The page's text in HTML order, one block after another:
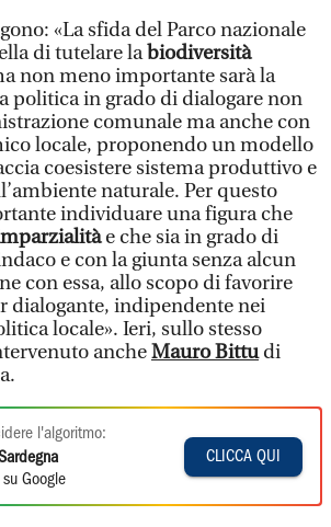
«La sfida del Parco nazionale
di tutelare la biodiversità
non meno importante sarà la
politica in grado di dialogare non
comunale ma anche con
locale, proponendo un modello
coesistere sistema produttivo e
naturale. Per questo
individuare una figura che
e che sia in grado di
e con la giunta senza alcun
con essa, allo scopo di favorire
dialogante, indipendente nei
locale». Ieri, sullo stesso
ancheMauro Bittudi
l'algoritmo:
Google
CLICCA QUI